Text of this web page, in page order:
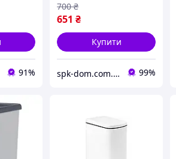
91%
651 ₴
700 ₴
Купити
spk-dom.com.ua 99%